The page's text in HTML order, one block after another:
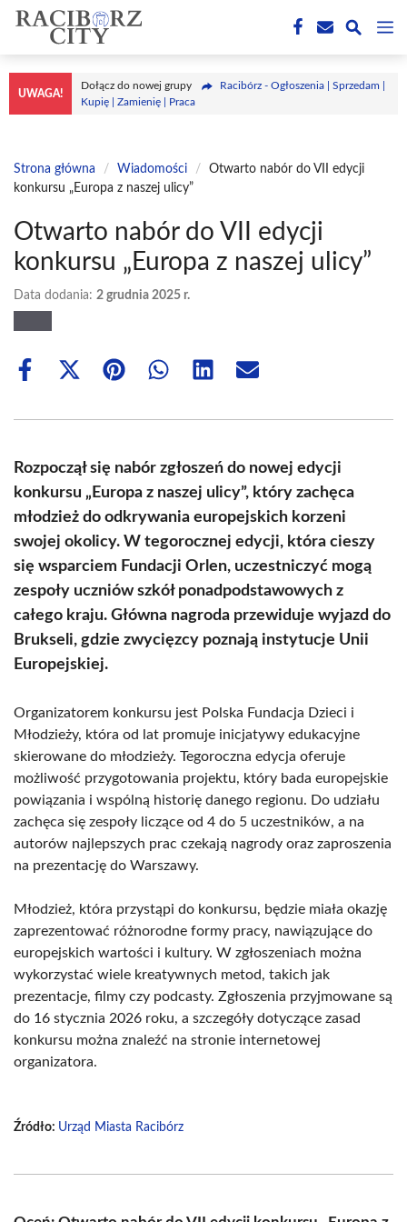
Przejdź
treści
UWAGA!
Dołącz do nowej grupy
Racibórz - Ogłoszenia | Sprzedam |
Kupię | Zamienię | Praca
Strona główna / Wiadomości /
Otwarto nabór do VII edycji
konkursu „Europa z naszej ulicy”
Otwarto nabór do VII edycji
konkursu „Europa z naszej ulicy”
Data dodania: 2 grudnia 2025 r.
Share
Share
(Twitter)
Share Share Share Share
Rozpoczął się nabór zgłoszeń do nowej edycji
konkursu „Europa z naszej ulicy”, który zachęca
młodzież do odkrywania europejskich korzeni
swojej okolicy. W tegorocznej edycji, która cieszy
się wsparciem Fundacji Orlen, uczestniczyć mogą
zespoły uczniów szkół ponadpodstawowych z
całego kraju. Główna nagroda przewiduje wyjazd do
Brukseli, gdzie zwycięzcy poznają instytucje Unii
Europejskiej.
Organizatorem konkursu jest Polska Fundacja Dzieci i
Młodzieży, która od lat promuje inicjatywy edukacyjne
skierowane do młodzieży. Tegoroczna edycja oferuje
możliwość przygotowania projektu, który bada europejskie
powiązania i wspólną historię danego regionu. Do udziału
zachęca się zespoły liczące od 4 do 5 uczestników, a na
autorów najlepszych prac czekają nagrody oraz zaproszenia
na prezentację do Warszawy.
Młodzież, która przystąpi do konkursu, będzie miała okazję
zaprezentować różnorodne formy pracy, nawiązujące do
europejskich wartości i kultury. W zgłoszeniach można
wykorzystać wiele kreatywnych metod, takich jak
prezentacje, filmy czy podcasty. Zgłoszenia przyjmowane są
do 16 stycznia 2026 roku, a szczegóły dotyczące zasad
konkursu można znaleźć na stronie internetowej
organizatora.
Źródło: Urząd Miasta Racibórz